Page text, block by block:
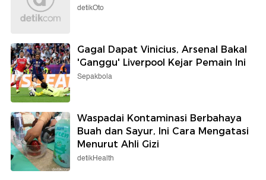
detikOto
Gagal Dapat Vinicius, Arsenal Bakal
'Ganggu' Liverpool Kejar Pemain Ini
Sepakbola
Waspadai Kontaminasi Berbahaya
Buah dan Sayur, Ini Cara Mengatasi
Menurut Ahli Gizi
detikHealth